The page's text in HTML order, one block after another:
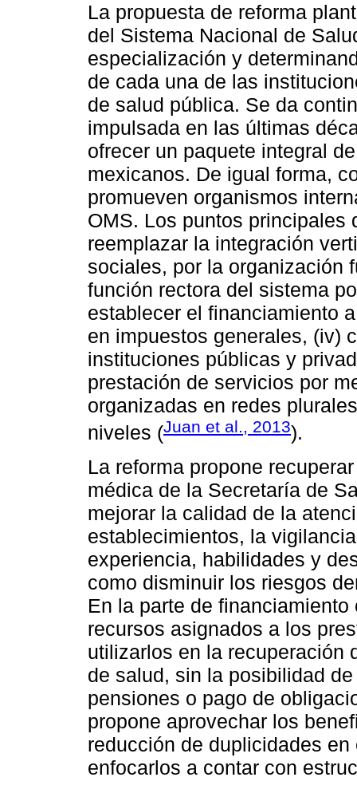
La propuesta de reforma
del Sistema Nacional de
especialización y
de cada una de las
de salud pública. Se da
impulsada en las últimas
ofrecer un paquete integral
mexicanos. De igual forma,
promueven organismos
OMS. Los puntos principales
reemplazar la integración
sociales, por la organización
función rectora del sistema
establecer el financiamiento
en impuestos generales, (iv)
instituciones públicas y
prestación de servicios por
organizadas en redes
niveles (Juan et al., 2013).
La reforma propone
médica de la Secretaría de
mejorar la calidad de la
establecimientos, la
experiencia, habilidades y
como disminuir los riesgos
En la parte de
recursos asignados a los
utilizarlos en la recuperación
de salud, sin la posibilidad
pensiones o pago de
propone aprovechar los
reducción de duplicidades
enfocarlos a contar con